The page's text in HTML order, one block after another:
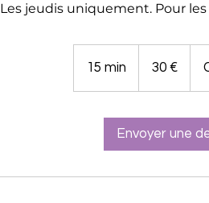
Les jeudis uniquement. Pour
15 min
5
i
n
30 €
Envoyer une